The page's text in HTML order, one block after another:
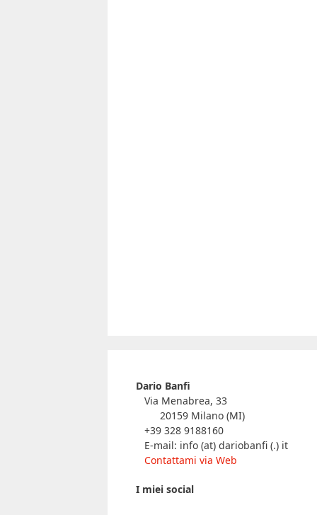
Dario Banfi
Via Menabrea, 33
20159 Milano (MI)
+39 328 9188160
E-mail: info (at) dariobanfi (.) it
Contattami via Web
I miei social